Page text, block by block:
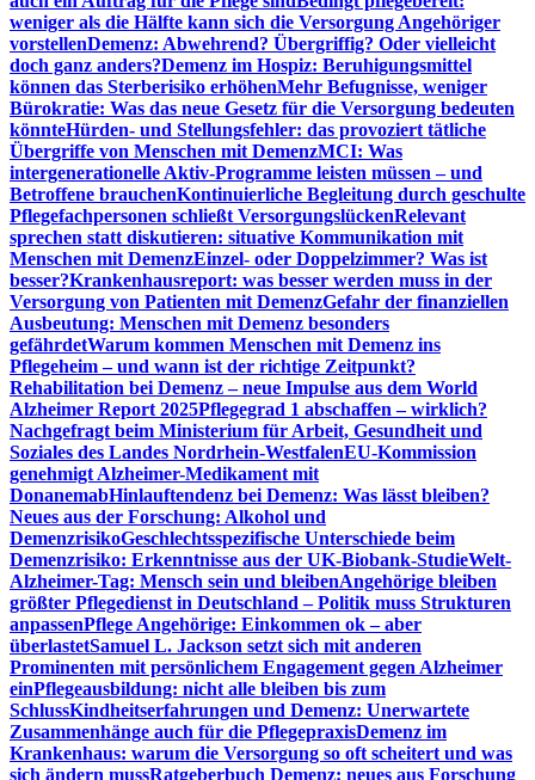
weniger als die Hälfte kann sich die Versorgung Angehöriger
vorstellenDemenz: Abwehrend? Übergriffig? Oder vielleicht
doch ganz anders?Demenz im Hospiz: Beruhigungsmittel
können das Sterberisiko erhöhenMehr Befugnisse, weniger
Bürokratie: Was das neue Gesetz für die Versorgung bedeuten
könnteHürden- und Stellungsfehler: das provoziert tätliche
Übergriffe von Menschen mit DemenzMCI: Was
intergenerationelle Aktiv-Programme leisten müssen – und
Betroffene brauchenKontinuierliche Begleitung durch geschulte
Pflegefachpersonen schließt VersorgungslückenRelevant
sprechen statt diskutieren: situative Kommunikation mit
Menschen mit DemenzEinzel- oder Doppelzimmer? Was ist
besser?Krankenhausreport: was besser werden muss in der
Versorgung von Patienten mit DemenzGefahr der finanziellen
Ausbeutung: Menschen mit Demenz besonders
gefährdetWarum kommen Menschen mit Demenz ins
Pflegeheim – und wann ist der richtige Zeitpunkt?
Rehabilitation bei Demenz – neue Impulse aus dem World
Alzheimer Report 2025Pflegegrad 1 abschaffen – wirklich?
Nachgefragt beim Ministerium für Arbeit, Gesundheit und
Soziales des Landes Nordrhein-WestfalenEU-Kommission
genehmigt Alzheimer-Medikament mit
DonanemabHinlauftendenz bei Demenz: Was lässt bleiben?
Neues aus der Forschung: Alkohol und
DemenzrisikoGeschlechtsspezifische Unterschiede beim
Demenzrisiko: Erkenntnisse aus der UK-Biobank-StudieWelt-
Alzheimer-Tag: Mensch sein und bleibenAngehörige bleiben
größter Pflegedienst in Deutschland – Politik muss Strukturen
anpassenPflege Angehörige: Einkommen ok – aber
überlastetSamuel L. Jackson setzt sich mit anderen
Prominenten mit persönlichem Engagement gegen Alzheimer
einPflegeausbildung: nicht alle bleiben bis zum
SchlussKindheitserfahrungen und Demenz: Unerwartete
Zusammenhänge auch für die PflegepraxisDemenz im
Krankenhaus: warum die Versorgung so oft scheitert und was
sich ändern mussRatgeberbuch Demenz: neues aus Forschung